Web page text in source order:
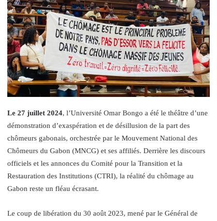
Le 27 juillet 2024, l’Université Omar Bongo a été le théâtre d’une
démonstration d’exaspération et de désillusion de la part des
chômeurs gabonais, orchestrée par le Mouvement National des
Chômeurs du Gabon (MNCG) et ses affiliés. Derrière les discours
officiels et les annonces du Comité pour la Transition et la
Restauration des Institutions (CTRI), la réalité du chômage au
Gabon reste un fléau écrasant.
Le coup de libération du 30 août 2023, mené par le Général de